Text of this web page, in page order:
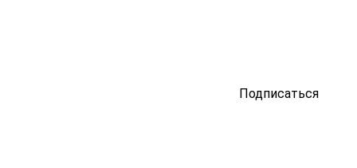
Подписаться